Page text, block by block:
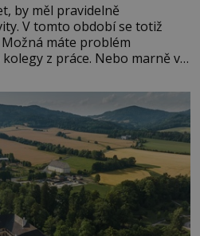
by měl pravidelně
V tomto období se totiž
máte problém
z práce. Nebo marně v
jako kdyby se paměť